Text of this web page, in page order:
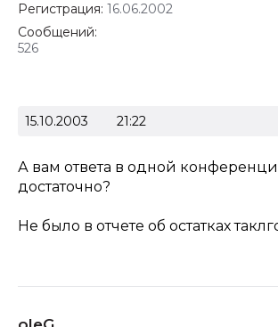
Регистрация: 16.06.2002
Сообщений:
526
15.10.2003 21:22
А вам ответа в одной
достаточно?
Не было в отчете об остатках